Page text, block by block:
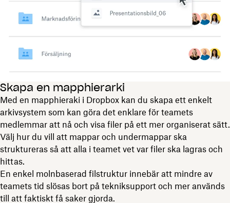
Skapa en mapphierarki
Med en mapphieraki i Dropbox kan du skapa ett enkelt
arkivsystem som kan göra det enklare för teamets
medlemmar att nå och visa filer på ett mer organiserat sätt.
Välj hur du vill att mappar och undermappar ska
struktureras så att alla i teamet vet var filer ska lagras och
hittas.
En enkel molnbaserad filstruktur innebär att mindre av
teamets tid slösas bort på tekniksupport och mer används
till att faktiskt få saker gjorda.